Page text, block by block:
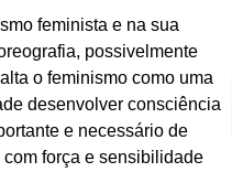
feminista e na sua
possivelmente
o feminismo como uma
desenvolver consciência
e necessário de
força e sensibilidade